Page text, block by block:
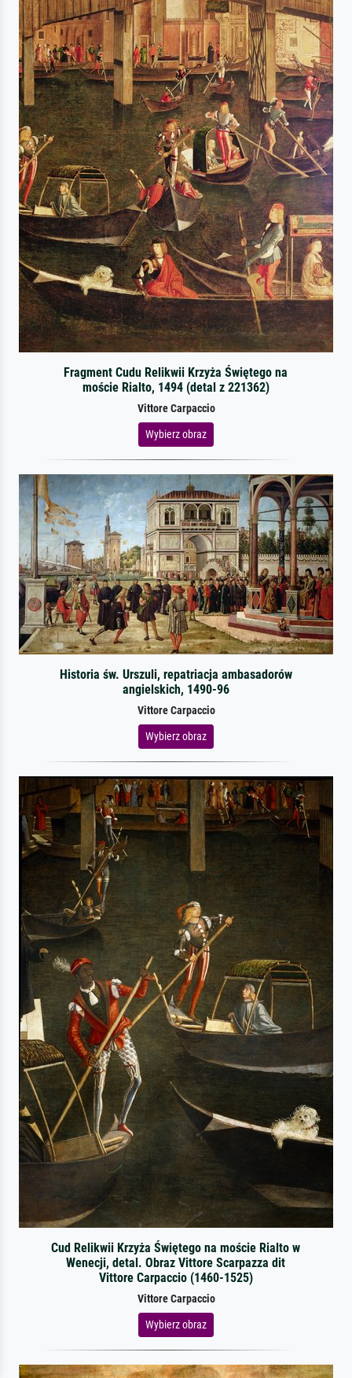
Fragment Cudu Relikwii Krzyża Świętego na
moście Rialto, 1494 (detal z 221362)
Vittore Carpaccio
Wybierz obraz
Historia św. Urszuli, repatriacja ambasadorów
angielskich, 1490-96
Vittore Carpaccio
Wybierz obraz
Cud Relikwii Krzyża Świętego na moście Rialto w
Wenecji, detal. Obraz Vittore Scarpazza dit
Vittore Carpaccio (1460-1525)
Vittore Carpaccio
Wybierz obraz